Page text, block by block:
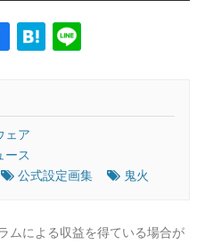
ェア
ース
公式設定画集 鬼火
ムによる収益を得ている場合が